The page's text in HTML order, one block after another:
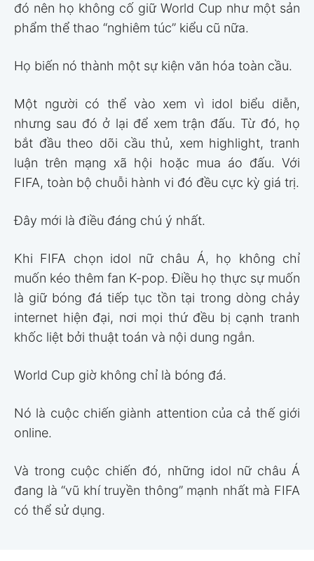
đó nên họ không cố giữ World Cup như một sản
phẩm thể thao “nghiêm túc” kiểu cũ nữa.
Họ biến nó thành một sự kiện văn hóa toàn cầu.
Một người có thể vào xem vì idol biểu diễn,
nhưng sau đó ở lại để xem trận đấu. Từ đó, họ
bắt đầu theo dõi cầu thủ, xem highlight, tranh
luận trên mạng xã hội hoặc mua áo đấu. Với
FIFA, toàn bộ chuỗi hành vi đó đều cực kỳ giá trị.
Đây mới là điều đáng chú ý nhất.
Khi FIFA chọn idol nữ châu Á, họ không chỉ
muốn kéo thêm fan K-pop. Điều họ thực sự muốn
là giữ bóng đá tiếp tục tồn tại trong dòng chảy
internet hiện đại, nơi mọi thứ đều bị cạnh tranh
khốc liệt bởi thuật toán và nội dung ngắn.
World Cup giờ không chỉ là bóng đá.
Nó là cuộc chiến giành attention của cả thế giới
online.
Và trong cuộc chiến đó, những idol nữ châu Á
đang là “vũ khí truyền thông” mạnh nhất mà FIFA
có thể sử dụng.